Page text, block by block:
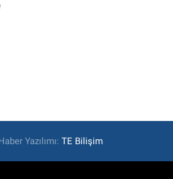
Yazılımı:TE Bilişim